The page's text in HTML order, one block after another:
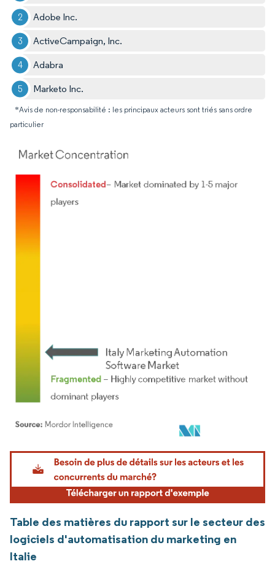
Adobe Inc.
ActiveCampaign, Inc.​
Adabra
Marketo Inc.
*Avis de non-responsabilité : les principaux acteurs sont triés sans ordre
particulier
Image © Mordor Intelligence. La réutilisation nécessite une attribution sous CC BY
Table des matières du rapport sur le secteur des
logiciels d'automatisation du marketing en
Italie